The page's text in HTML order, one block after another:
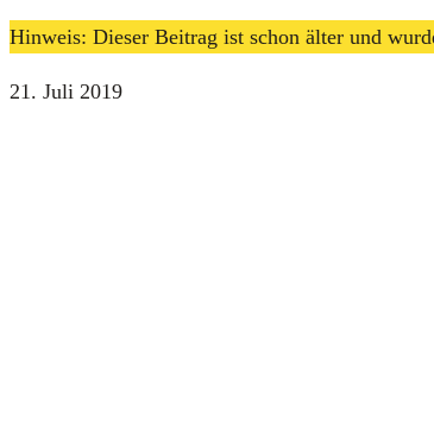
Hinweis: Dieser Beitrag ist schon älter und
21. Juli 2019